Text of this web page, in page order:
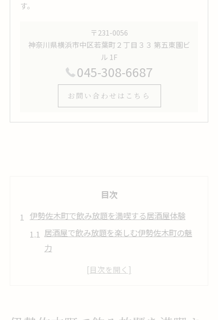
す。
〒231-0056
神奈川県横浜市中区若葉町２丁目３３ 第五東園ビ
ル 1F
045-308-6687
お問い合わせはこちら
目次
伊勢佐木町で飲み放題を満喫する居酒屋体験
居酒屋で飲み放題を楽しむ伊勢佐木町の魅
力
飲み放題付き居酒屋の選び方と体験ポイン
飲み放題コースで味わう居酒屋の楽しみ方